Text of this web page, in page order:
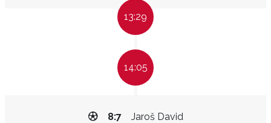
13:29
14:05
Jaroš David
8:7